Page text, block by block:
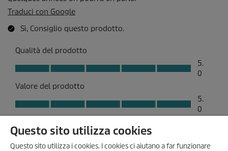
Questo sito utilizza cookies
Questo sito utilizza i cookies. I cookies ci aiutano a far funzionare